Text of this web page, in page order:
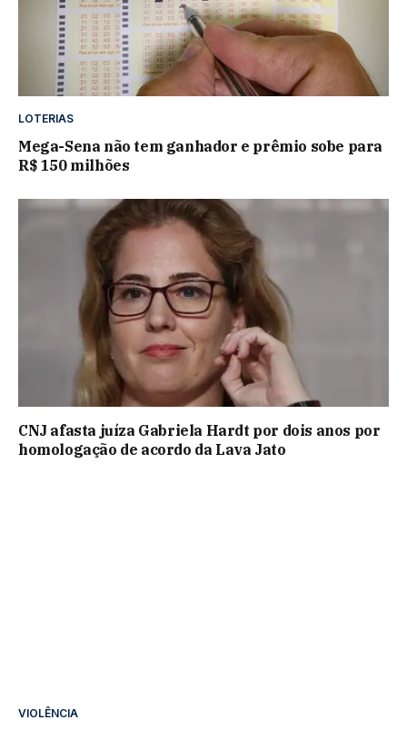
LOTERIAS
Mega-Sena não tem ganhador e prêmio sobe para
R$ 150 milhões
CNJ afasta juíza Gabriela Hardt por dois anos por
homologação de acordo da Lava Jato
VIOLÊNCIA